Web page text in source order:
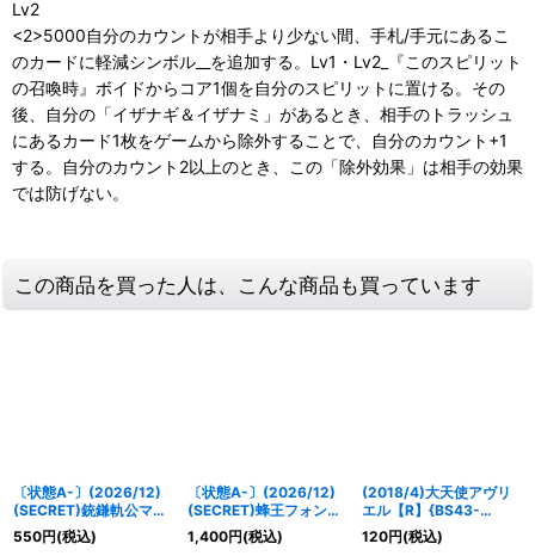
Lv2
<2>5000自分のカウントが相手より少ない間、手札/手元にあるこ
のカードに軽減シンボル__を追加する。Lv1・Lv2_『このスピリット
の召喚時』ボイドからコア1個を自分のスピリットに置ける。その
後、自分の「イザナギ＆イザナミ」があるとき、相手のトラッシュ
にあるカード1枚をゲームから除外することで、自分のカウント+1
する。自分のカウント2以上のとき、この「除外効果」は相手の効果
では防げない。
この商品を買った人は、こんな商品も買っています
〔状態A-〕(2026/12)
(SECRET)銃鎌軌公マン
ティグノス【X-SEC】
{BS75-X05}《緑》
550円(税込)
〔状態A-〕(2026/12)
(SECRET)蜂王フォン・
ニードX【X-SEC】
{BS75-X06}《緑》
1,400円(税込)
(2018/4)大天使アヴリ
エル【R】{BS43-
RV025}《黄》
120円(税込)